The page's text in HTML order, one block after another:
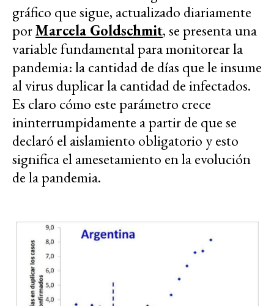
gráfico que sigue, actualizado diariamente
porMarcela Goldschmit, se presenta una
variable fundamental para monitorear la
pandemia: la cantidad de días que le insume
al virus duplicar la cantidad de infectados.
Es claro cómo este parámetro crece
ininterrumpidamente a partir de que se
declaró el aislamiento obligatorio y esto
significa el amesetamiento en la evolución
de la pandemia.